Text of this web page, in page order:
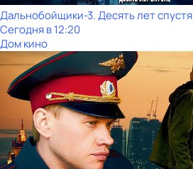
Дальнобойщики-3. Десять лет спустя
Сегодня в 12:20
Дом кино